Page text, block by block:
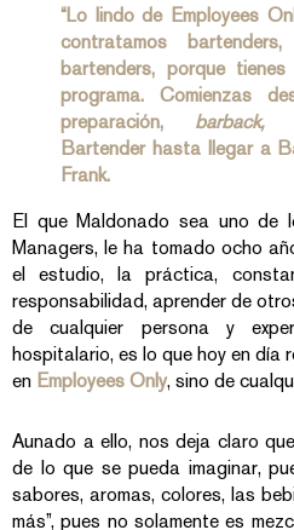
“Lo lindo de Employees
contratamos
bartenders, porque
programa. Comienzas
preparación, barback,
Bartender hasta llegar a
Frank.
El que Maldonado sea uno
Managers, le ha tomado ocho
el estudio, la práctica,
responsabilidad, aprender de
de cualquier persona y
hospitalario, es lo que hoy en día
en Employees Only, sino de
Aunado a ello, nos deja claro
de lo que se pueda imaginar,
sabores, aromas, colores, las
más”, pues no solamente es